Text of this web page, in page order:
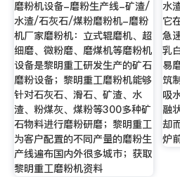
磨粉机设备-磨粉生产线-矿渣/
水渣/石灰石/煤粉磨粉机-磨粉
机厂家磨粉机：立式辊磨机、超
细磨、微粉磨、磨煤机等磨粉机
设备是黎明重工研发生产的矿石
磨粉设备；黎明重工磨粉机能够
针对石灰石、滑石、矿渣、水
渣、粉煤灰、煤粉等300多种矿
石物料进行磨粉研磨；黎明重工
为客户配置的不同产量的磨粉生
产线遍布国内外很多城市；获取
黎明重工磨粉机资料
水
它
急
乳
易
筑
吸
融
却
炉